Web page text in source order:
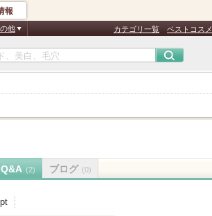
報
他 カテゴリ一覧 ベストコスメ
Q&A (2) ブログ (0)